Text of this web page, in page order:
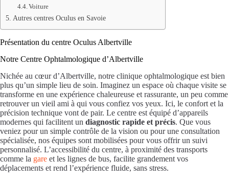
Voiture
Autres centres Oculus en Savoie
Présentation du centre Oculus Albertville
Notre Centre Ophtalmologique d’Albertville
Nichée au cœur d’Albertville, notre clinique ophtalmologique est bien
plus qu’un simple lieu de soin. Imaginez un espace où chaque visite se
transforme en une expérience chaleureuse et rassurante, un peu comme
retrouver un vieil ami à qui vous confiez vos yeux. Ici, le confort et la
précision technique vont de pair. Le centre est équipé d’appareils
modernes qui facilitent un diagnostic rapide et précis. Que vous
veniez pour un simple contrôle de la vision ou pour une consultation
spécialisée, nos équipes sont mobilisées pour vous offrir un suivi
personnalisé. L’accessibilité du centre, à proximité des transports
comme la gare et les lignes de bus, facilite grandement vos
déplacements et rend l’expérience fluide, sans stress.